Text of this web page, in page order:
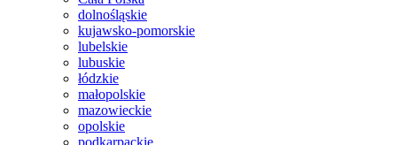
dolnośląskie
kujawsko-pomorskie
lubelskie
lubuskie
łódzkie
małopolskie
mazowieckie
opolskie
podkarpackie